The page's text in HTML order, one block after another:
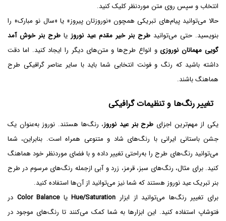
انتخاب و سپس روی متن موردنظر کلیک کنید.
حالا می‌توانید پیام‌های تبریکی همچون «نوروزتان پیروز» یا «سال نو مبارک» را
بنویسید. حتی می‌توانید طرح بنر خیر مقدم عید نوروز یا طرح بنر خوش آمد
گویی مهمانان نوروزی و انواع طرح‌ها و متن‌های دیگر را ایجاد کنید. اما دقت
داشته باشید که رنگ و فونت انتخابی شما باید با سایر عناصر گرافیکی طرح
هماهنگ باشند.
تغییر رنگ‌ها و تنظیمات گرافیکی
یکی از مهم‌ترین اجزای طرح بنر عید نوروز، رنگ‌ها هستند. نوروز به‌عنوان یک
جشن باستانی ایرانی با رنگ‌های شاد و متنوعی همراه است. بنابراین، شما
می‌توانید رنگ‌های طرح را به‌راحتی تغییر داده و با فضای موردنظر خود هماهنگ
کنید. برای مثال، رنگ‌های سبز، قرمز، زرد و آبی ازجمله رنگ‌های مرسوم در طرح
بنر تبریک عید نوروز هستند که شما نیز می‌توانید از آن‌ها استفاده کنید.
برای تغییر رنگ‌ها می‌توانید از ابزار Hue/Saturationیا Color Balance
در
فتوشاپ استفاده کنید. این ابزارها به شما کمک می‌کنند تا رنگ‌های موجود در